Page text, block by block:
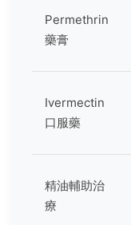
Permethrin
藥膏
Ivermectin
口服藥
精油輔助治
療